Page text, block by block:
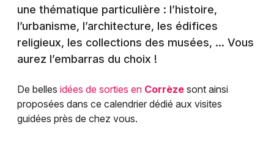
une thématique particulière : l’histoire,
l’urbanisme, l’architecture, les édifices
religieux, les collections des musées, … Vous
aurez l’embarras du choix !
De belles idées de sorties en Corrèze sont ainsi
proposées dans ce calendrier dédié aux visites
guidées près de chez vous.